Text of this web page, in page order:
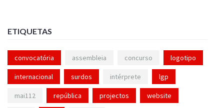
ETIQUETAS
convocatória assembleia concurso logotipo
internacional surdos intérprete lgp
mai112 república projectos website